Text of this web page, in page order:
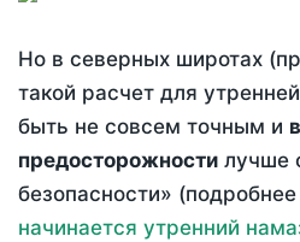
Но в северных широтах
такой расчет для
быть не совсем точным и
предосторожности лучше
безопасности» (подробнее
начинается утренний